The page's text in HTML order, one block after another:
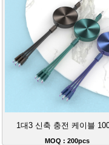
1대3 신축 충전 케이블
MOQ : 200pcs